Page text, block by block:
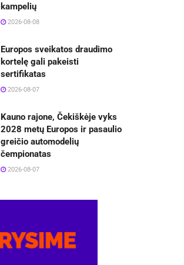
kampelių
2026-08-08
Europos sveikatos draudimo
kortelę gali pakeisti
sertifikatas
2026-08-07
Kauno rajone, Čekiškėje vyks
2028 metų Europos ir pasaulio
greičio automodelių
čempionatas
2026-08-07